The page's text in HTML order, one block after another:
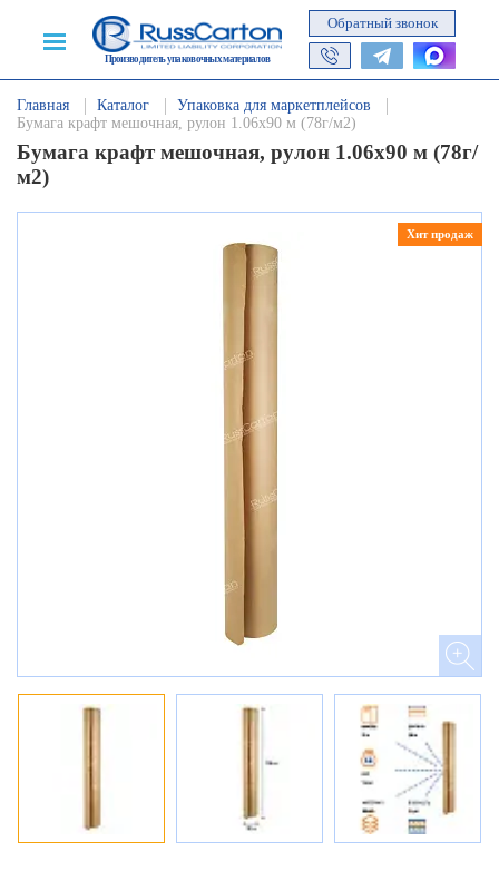
Производитель упаковочных материалов
Обратный звонок
Главная Каталог
Упаковка для маркетплейсов
Бумага крафт мешочная, рулон 1.06х90 м (78г/м2)
Бумага крафт мешочная, рулон 1.06х90 м (78г/
м2)
Хит продаж